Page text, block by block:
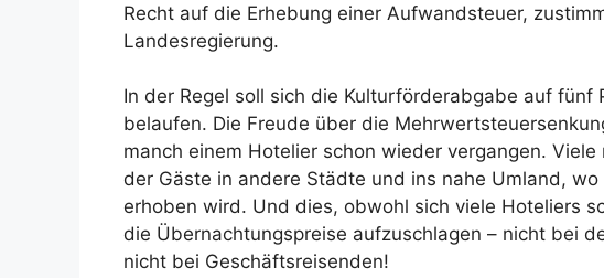
Recht auf die Erhebung einer Aufwandsteuer,
Landesregierung.
In der Regel soll sich die Kulturförderabgabe auf fünf
belaufen. Die Freude über die
manch einem Hotelier schon wieder vergangen.
der Gäste in andere Städte und ins nahe Umland,
erhoben wird. Und dies, obwohl sich viele Hoteliers
die Übernachtungspreise aufzuschlagen – nicht bei
nicht bei Geschäftsreisenden!